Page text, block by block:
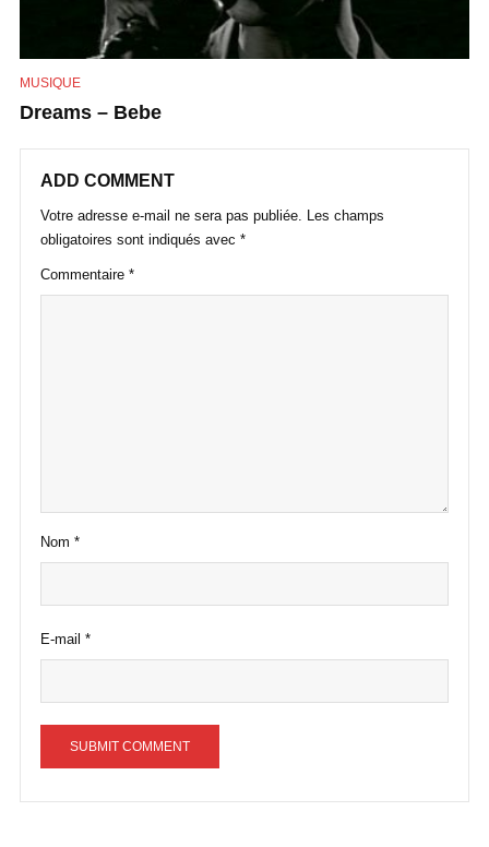
MUSIQUE
Dreams – Bebe
ADD COMMENT
Votre adresse e-mail ne sera pas publiée. Les champs
obligatoires sont indiqués avec *
Commentaire *
Nom *
E-mail *